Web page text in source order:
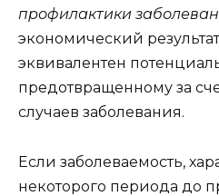
профилактики
экономический
эквивалентен
предотвращенному за
случаев заболевания.
Если заболеваемость,
некоторого периода до